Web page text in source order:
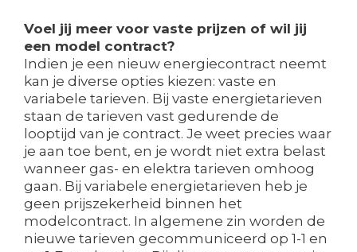
Voel jij meer voor vaste prijzen of wil jij
een model contract?
Indien je een nieuw energiecontract neemt
kan je diverse opties kiezen: vaste en
variabele tarieven. Bij vaste energietarieven
staan de tarieven vast gedurende de
looptijd van je contract. Je weet precies waar
je aan toe bent, en je wordt niet extra belast
wanneer gas- en elektra tarieven omhoog
gaan. Bij variabele energietarieven heb je
geen prijszekerheid binnen het
modelcontract. In algemene zin worden de
nieuwe tarieven gecommuniceerd op 1-1 en